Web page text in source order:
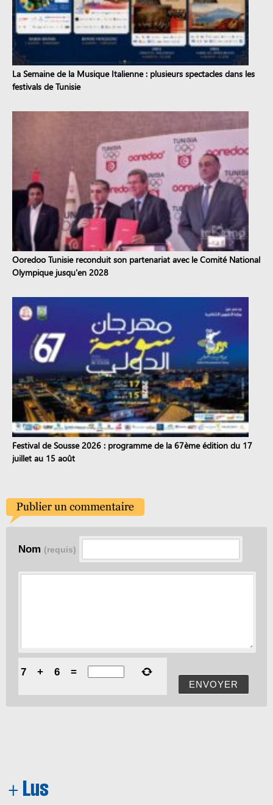
La Semaine de la Musique Italienne : plusieurs spectacles dans les
festivals de Tunisie
Ooredoo Tunisie reconduit son partenariat avec le Comité National
Olympique jusqu'en 2028
Festival de Sousse 2026 : programme de la 67ème édition du 17
juillet au 15 août
Nom (requis)
ENVOYER
7 + 6 =